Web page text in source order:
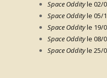
Space Oddityle 02/
Space Oddityle 05/
Space Oddityle 19/
Space Oddityle 08/
Space Oddityle 25/